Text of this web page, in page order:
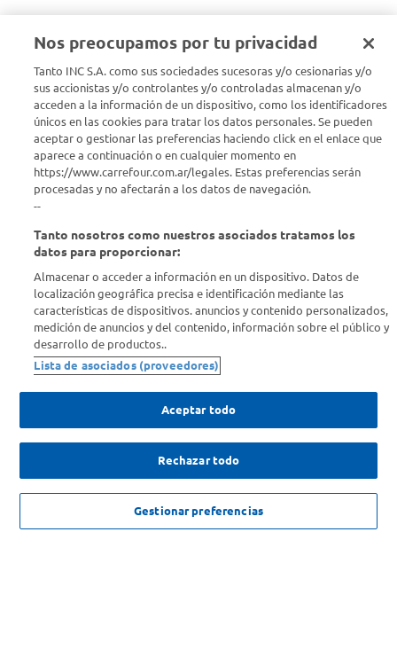
NO DISPONIBLE
Seguinos en :
Estamos para ayudarte
¿Tenés una consulta? Comunicate con nosotrosacá
Descubrí Carrefour
Conocenos
Info útil
Comprá Online
Enterate de nuestras ofertas
Dejanos tu mail para recibir todas las ofertas y promociones antes
que nadie.
ENVIAR
Nos preocupamos por tu privacidad
Tanto INC S.A. como sus sociedades sucesoras y/o cesionarias y/o
sus accionistas y/o controlantes y/o controladas almacenan y/o
acceden a la información de un dispositivo, como los identificadores
únicos en las cookies para tratar los datos personales. Se pueden
aceptar o gestionar las preferencias haciendo click en el enlace que
aparece a continuación o en cualquier momento en
https://www.carrefour.com.ar/legales. Estas preferencias serán
procesadas y no afectarán a los datos de navegación.
--
Tanto nosotros como nuestros asociados tratamos los
datos para proporcionar:
Almacenar o acceder a información en un dispositivo. Datos de
localización geográfica precisa e identificación mediante las
características de dispositivos. anuncios y contenido personalizados,
medición de anuncios y del contenido, información sobre el público y
desarrollo de productos..
Lista de asociados (proveedores)
Aceptar todo
Rechazar todo
Gestionar preferencias